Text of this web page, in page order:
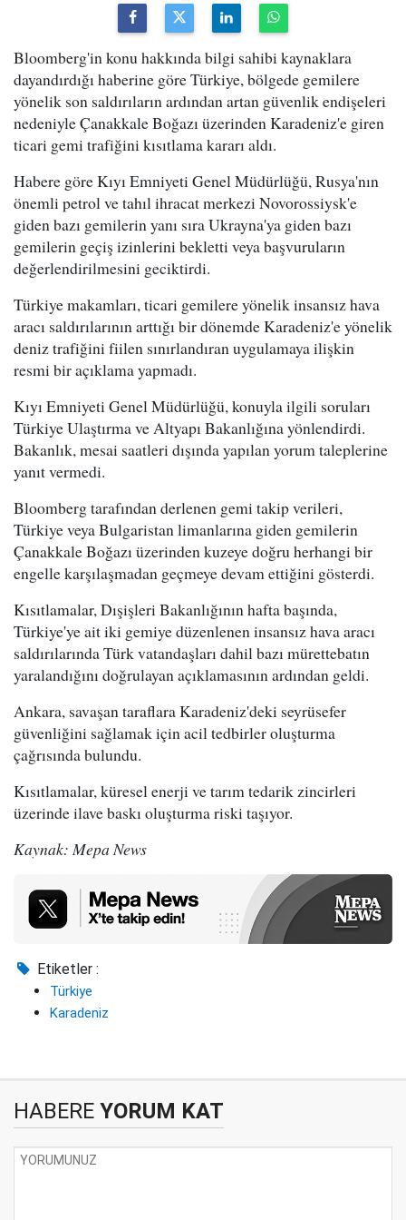
Bloomberg'in konu hakkında bilgi sahibi kaynaklara
dayandırdığı haberine göre Türkiye, bölgede gemilere
yönelik son saldırıların ardından artan güvenlik endişeleri
nedeniyle Çanakkale Boğazı üzerinden Karadeniz'e giren
ticari gemi trafiğini kısıtlama kararı aldı.
Habere göre Kıyı Emniyeti Genel Müdürlüğü, Rusya'nın
önemli petrol ve tahıl ihracat merkezi Novorossiysk'e
giden bazı gemilerin yanı sıra Ukrayna'ya giden bazı
gemilerin geçiş izinlerini bekletti veya başvuruların
değerlendirilmesini geciktirdi.
Türkiye makamları, ticari gemilere yönelik insansız hava
aracı saldırılarının arttığı bir dönemde Karadeniz'e yönelik
deniz trafiğini fiilen sınırlandıran uygulamaya ilişkin
resmi bir açıklama yapmadı.
Kıyı Emniyeti Genel Müdürlüğü, konuyla ilgili soruları
Türkiye Ulaştırma ve Altyapı Bakanlığına yönlendirdi.
Bakanlık, mesai saatleri dışında yapılan yorum taleplerine
yanıt vermedi.
Bloomberg tarafından derlenen gemi takip verileri,
Türkiye veya Bulgaristan limanlarına giden gemilerin
Çanakkale Boğazı üzerinden kuzeye doğru herhangi bir
engelle karşılaşmadan geçmeye devam ettiğini gösterdi.
Kısıtlamalar, Dışişleri Bakanlığının hafta başında,
Türkiye'ye ait iki gemiye düzenlenen insansız hava aracı
saldırılarında Türk vatandaşları dahil bazı mürettebatın
yaralandığını doğrulayan açıklamasının ardından geldi.
Ankara, savaşan taraflara Karadeniz'deki seyrüsefer
güvenliğini sağlamak için acil tedbirler oluşturma
çağrısında bulundu.
Kısıtlamalar, küresel enerji ve tarım tedarik zincirleri
üzerinde ilave baskı oluşturma riski taşıyor.
Kaynak: Mepa News
Etiketler :
Türkiye
Karadeniz
HABERE YORUM KAT